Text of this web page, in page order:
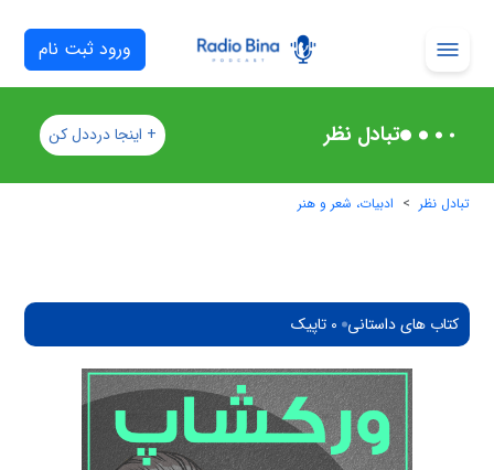
ورود ثبت نام
تبادل نظر + اینجا درددل کن
تبادل نظر ادبیات، شعر و هنر
کتاب های داستانی 0 تاپیک